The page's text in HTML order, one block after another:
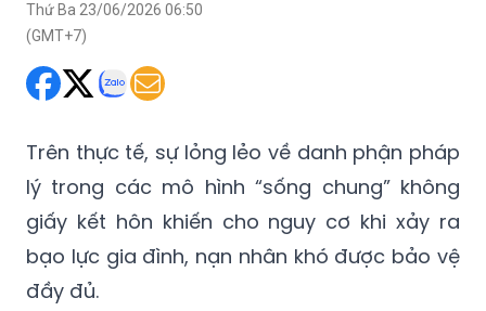
Thứ Ba 23/06/2026 06:50
(GMT+7)
Trên thực tế, sự lỏng lẻo về danh phận pháp
lý trong các mô hình “sống chung” không
giấy kết hôn khiến cho nguy cơ khi xảy ra
bạo lực gia đình, nạn nhân khó được bảo vệ
đầy đủ.